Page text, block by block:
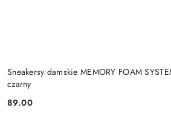
Sneakersy damskie MEMORY FOAM
czarny
Cena:
89.00